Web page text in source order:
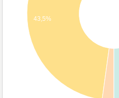
43,5%